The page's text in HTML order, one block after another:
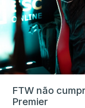
FTW não
Premier